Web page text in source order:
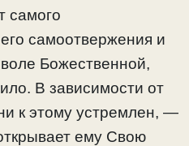
самого
самоотвержения и
Божественной,
В зависимости от
к этому устремлен, —
ему Свою